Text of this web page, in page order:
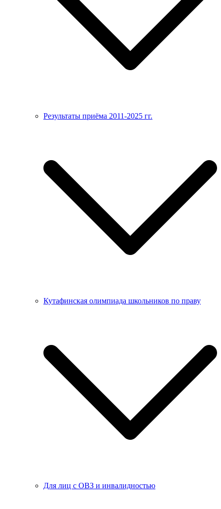
Результаты приёма 2011-2025 гг.
Кутафинская олимпиада школьников по праву
Для лиц с ОВЗ и инвалидностью